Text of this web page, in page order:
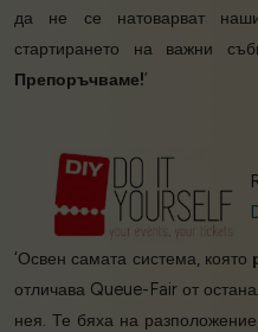
да не се натоварват
стартирането на важни
Препоръчваме!’
‘Освен самата система, която
отличава Queue-Fair от
нея. Те бяха на